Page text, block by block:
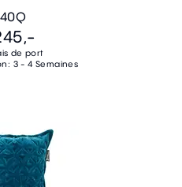
de port
3 - 4 Semaines